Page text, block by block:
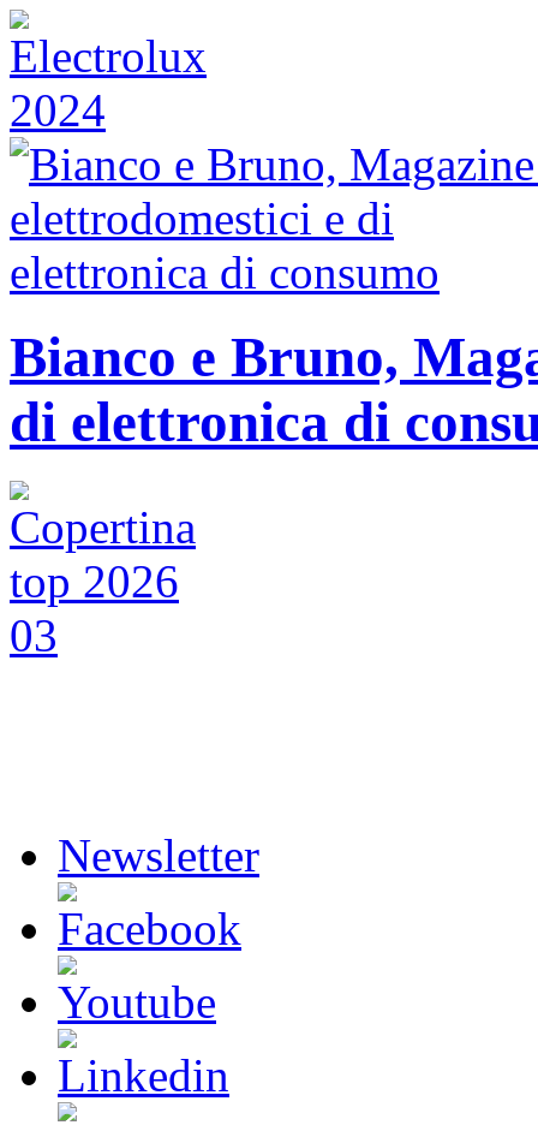
Bianco e Bruno,
di elettronica di
Newsletter